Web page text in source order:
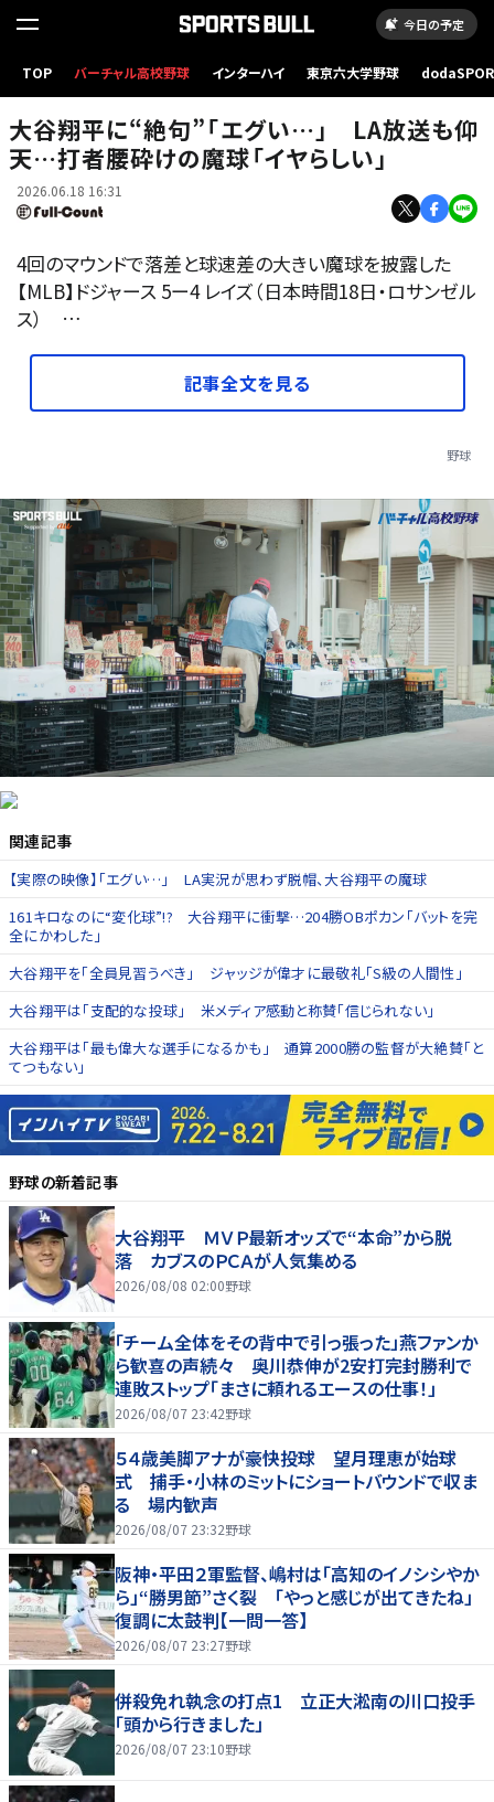
今日の予定
TOP バーチャル高校野球 インターハイ 東京六大学野球
レイズ戦に先発し、7勝目を挙げたドジャース・大谷翔平【写真：ロイター】
大谷翔平に“絶句”「エグい…」 LA放送も仰
天…打者腰砕けの魔球「イヤらしい」
2026.06.18 16:31
4回のマウンドで落差と球速差の大きい魔球を披露した
【MLB】ドジャース 5ー4 レイズ（日本時間18日・ロサンゼル
ス） …
記事全文を見る
野球
関連記事
【実際の映像】「エグい…」 LA実況が思わず脱帽、大谷翔平の魔球
161キロなのに“変化球”!? 大谷翔平に衝撃…204勝OBポカン「バットを完
全にかわした」
大谷翔平を「全員見習うべき」 ジャッジが偉才に最敬礼「S級の人間性」
大谷翔平は「支配的な投球」 米メディア感動と称賛「信じられない」
大谷翔平は「最も偉大な選手になるかも」 通算2000勝の監督が大絶賛「と
てつもない」
野球の新着記事
大谷翔平 ＭＶＰ最新オッズで“本命”から脱
落 カブスのＰＣＡが人気集める
2026/08/08 02:00野球
「チーム全体をその背中で引っ張った」燕ファンか
ら歓喜の声続々 奥川恭伸が2安打完封勝利で
連敗ストップ「まさに頼れるエースの仕事！」
2026/08/07 23:42野球
５４歳美脚アナが豪快投球 望月理恵が始球
式 捕手・小林のミットにショートバウンドで収ま
る 場内歓声
2026/08/07 23:32野球
阪神・平田２軍監督、嶋村は「高知のイノシシやか
ら」“勝男節”さく裂 「やっと感じが出てきたね」
復調に太鼓判【一問一答】
2026/08/07 23:27野球
併殺免れ執念の打点1 立正大淞南の川口投手
「頭から行きました」
2026/08/07 23:10野球